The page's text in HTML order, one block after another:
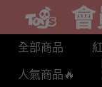
全部商品
人氣商品🔥